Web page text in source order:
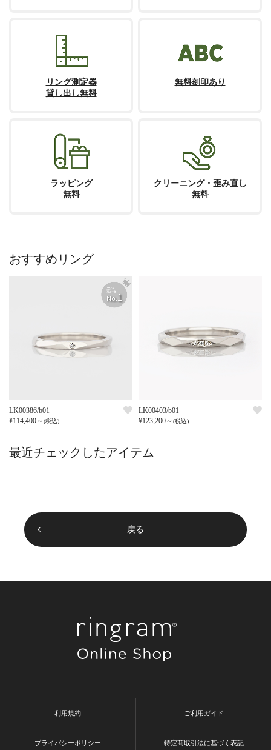
リング測定器
貸し出し無料
無料刻印あり
ラッピング
無料
クリーニング・歪み直し
無料
おすすめリング
LK00386/b01
¥114,400～(税込)
LK00403/b01
¥123,200～(税込)
最近チェックしたアイテム
戻る
利用規約 ご利用ガイド
プライバシーポリシー 特定商取引法に基づく表記